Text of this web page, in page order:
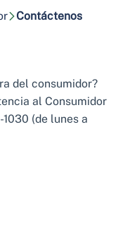
Contáctenos
del consumidor?
al Consumidor
(de lunes a